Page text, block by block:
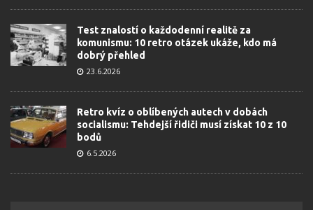
Test znalostí o každodenní realitě za
komunismu: 10 retro otázek ukáže, kdo má
dobrý přehled
23.6.2026
Retro kvíz o oblíbených autech v dobách
socialismu: Tehdejší řidiči musí získat 10 z 10
bodů
6.5.2026